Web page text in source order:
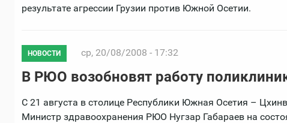
результате агрессии Грузии против Южной Осетии.
НОВОСТИ ср, 20/08/2008 - 17:32
В РЮО возобновят работу
С 21 августа в столице Республики Южная Осетия –
Министр здравоохранения РЮО Нугзар Габараев на